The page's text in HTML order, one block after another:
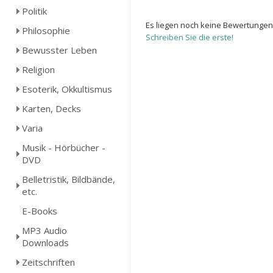
Politik
Philosophie
Bewusster Leben
Religion
Esoterik, Okkultismus
Karten, Decks
Varia
Musik - Hörbücher -
DVD
Belletristik, Bildbände,
etc.
E-Books
MP3 Audio
Downloads
Zeitschriften
Es liegen noch keine
Schreiben Sie die erste!